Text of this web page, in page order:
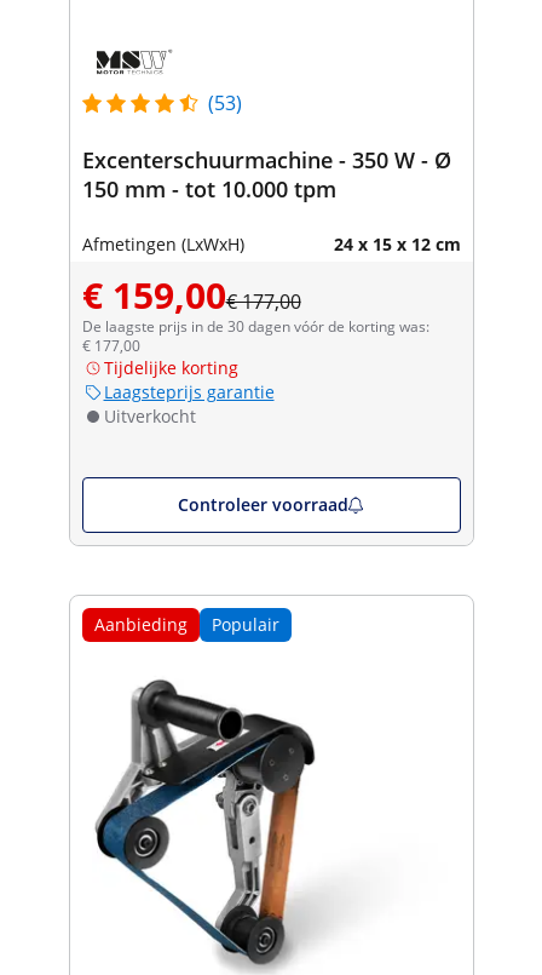
(53)
Excenterschuurmachine - 350 W - Ø
150 mm - tot 10.000 tpm
Afmetingen (LxWxH) 24 x 15 x 12 cm
€ 159,00€ 177,00
De laagste prijs in de 30 dagen vóór de korting was:
€ 177,00
Tijdelijke korting
Laagsteprijs garantie
Uitverkocht
Controleer voorraad
Aanbieding Populair